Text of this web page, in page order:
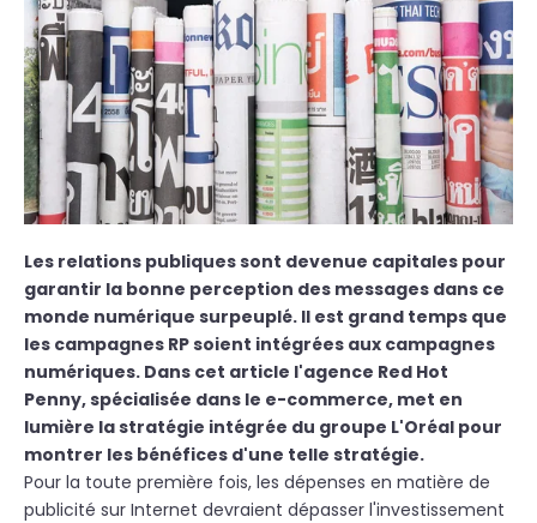
Les relations publiques sont devenue capitales pour
garantir la bonne perception des messages dans ce
monde numérique surpeuplé. Il est grand temps que
les campagnes RP soient intégrées aux campagnes
numériques. Dans cet article l'agence Red Hot
Penny, spécialisée dans le e-commerce, met en
lumière la stratégie intégrée du groupe L'Oréal pour
montrer les bénéfices d'une telle stratégie.
Pour la toute première fois, les dépenses en matière de
publicité sur Internet devraient dépasser l'investissement